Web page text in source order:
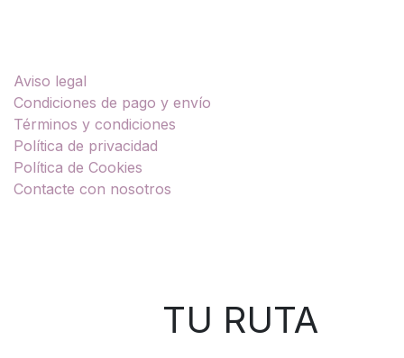
Aviso legal
Condiciones de pago y envío
Términos y condiciones
Política de privacidad
Política de Cookies
Contacte con nosotros
TU RUTA